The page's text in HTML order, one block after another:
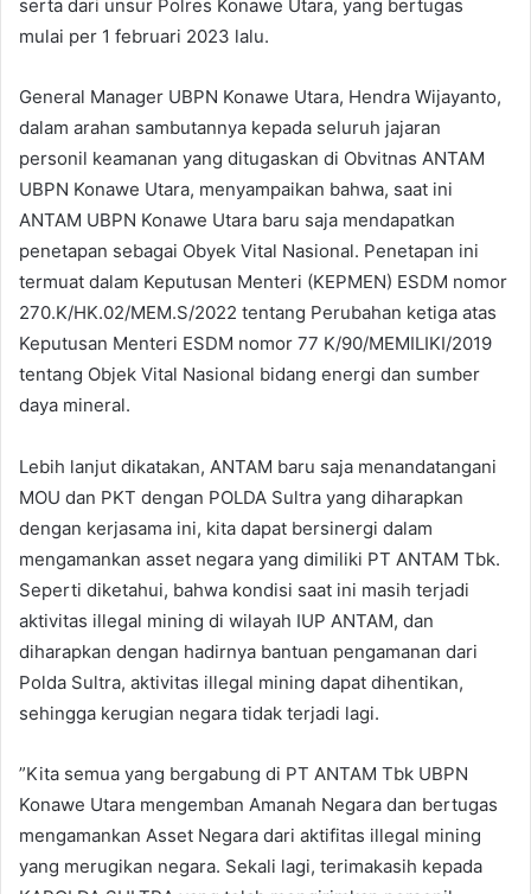
serta dari unsur Polres Konawe Utara, yang bertugas
mulai per 1 februari 2023 lalu.
General Manager UBPN Konawe Utara, Hendra Wijayanto,
dalam arahan sambutannya kepada seluruh jajaran
personil keamanan yang ditugaskan di Obvitnas ANTAM
UBPN Konawe Utara, menyampaikan bahwa, saat ini
ANTAM UBPN Konawe Utara baru saja mendapatkan
penetapan sebagai Obyek Vital Nasional. Penetapan ini
termuat dalam Keputusan Menteri (KEPMEN) ESDM nomor
270.K/HK.02/MEM.S/2022 tentang Perubahan ketiga atas
Keputusan Menteri ESDM nomor 77 K/90/MEMILIKI/2019
tentang Objek Vital Nasional bidang energi dan sumber
daya mineral.
Lebih lanjut dikatakan, ANTAM baru saja menandatangani
MOU dan PKT dengan POLDA Sultra yang diharapkan
dengan kerjasama ini, kita dapat bersinergi dalam
mengamankan asset negara yang dimiliki PT ANTAM Tbk.
Seperti diketahui, bahwa kondisi saat ini masih terjadi
aktivitas illegal mining di wilayah IUP ANTAM, dan
diharapkan dengan hadirnya bantuan pengamanan dari
Polda Sultra, aktivitas illegal mining dapat dihentikan,
sehingga kerugian negara tidak terjadi lagi.
”Kita semua yang bergabung di PT ANTAM Tbk UBPN
Konawe Utara mengemban Amanah Negara dan bertugas
mengamankan Asset Negara dari aktifitas illegal mining
yang merugikan negara. Sekali lagi, terimakasih kepada